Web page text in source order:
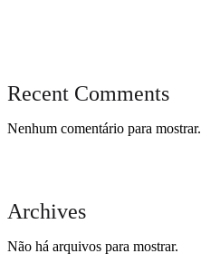
Recent Comments
Nenhum comentário para mostrar.
Archives
Não há arquivos para mostrar.